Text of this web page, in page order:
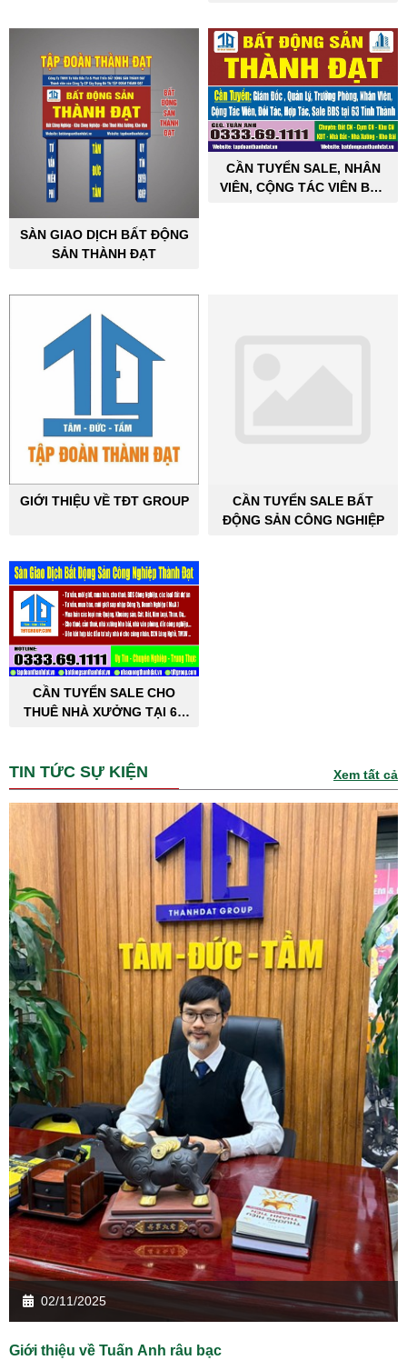
SÀN GIAO DỊCH BẤT ĐỘNG
SẢN THÀNH ĐẠT
CẦN TUYỂN SALE, NHÂN
VIÊN, CỘNG TÁC VIÊN BẤT
GIỚI THIỆU VỀ TĐT GROUP
CẦN TUYỂN SALE BẤT
ĐỘNG SẢN CÔNG NGHIỆP
CẦN TUYỂN SALE CHO
THUÊ NHÀ XƯỞNG TẠI 63
TIN TỨC SỰ KIỆN Xem tất cả
02/11/2025
Giới thiệu về Tuấn Anh râu bạc